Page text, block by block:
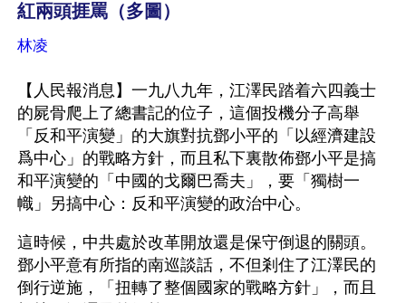
紅兩頭捱罵（多圖）
林凌
【人民報消息】一九八九年，江澤民踏着六四義士
的屍骨爬上了總書記的位子，這個投機分子高舉
「反和平演變」的大旗對抗鄧小平的「以經濟建設
爲中心」的戰略方針，而且私下裏散佈鄧小平是搞
和平演變的「中國的戈爾巴喬夫」，要「獨樹一
幟」另搞中心：反和平演變的政治中心。
這時候，中共處於改革開放還是保守倒退的關頭。
鄧小平意有所指的南巡談話，不但剎住了江澤民的
倒行逆施，「扭轉了整個國家的戰略方針」，而且